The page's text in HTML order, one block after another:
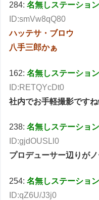
284:名無しステーション
ID:smVw8qQ80
ハッテサ・ブロウ
八手三郎かぁ
162:名無しステーション
ID:RETQYcDt0
社内でお手軽撮影です
238:名無しステーション
ID:gjdOUSLl0
プロデューサー辺りが
254:名無しステーション
ID:qZ6U/J3j0